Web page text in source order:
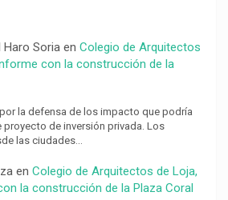
Haro Soriaen Colegio de Arquitectos
con la construcción de la
la defensa de los impacto que podría
proyecto de inversión privada. Los
las ciudades…
en Colegio de Arquitectos de Loja,
la construcción de la Plaza Coral